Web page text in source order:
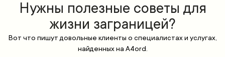
Нужны полезные советы для
жизни заграницей?
Вот что пишут довольные клиенты о специалистах и услугах,
найденных на A4ord.